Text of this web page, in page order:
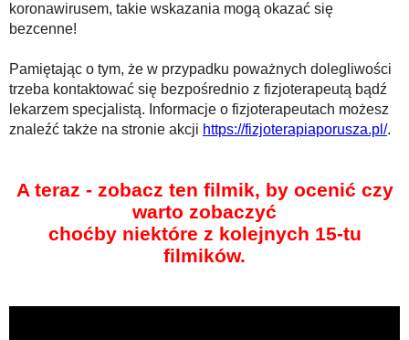
koronawirusem, takie wskazania mogą okazać się
bezcenne!
Pamiętając o tym, że w przypadku poważnych dolegliwości
trzeba kontaktować się bezpośrednio z fizjoterapeutą bądź
lekarzem specjalistą. Informacje o fizjoterapeutach możesz
znaleźć także na stronie akcji https://fizjoterapiaporusza.pl/.
A teraz - zobacz ten filmik, by ocenić czy
warto zobaczyć
choćby niektóre z kolejnych 15-tu
filmików.